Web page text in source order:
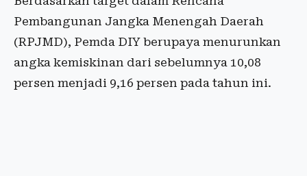
Pembangunan Jangka Menengah Daerah
(RPJMD), Pemda DIY berupaya menurunkan
angka kemiskinan dari sebelumnya 10,08
persen menjadi 9,16 persen pada tahun ini.